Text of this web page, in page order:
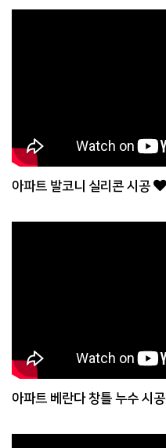
아파트 발코니 실리콘 시공
아파트 베란다 창틀 누수 시공